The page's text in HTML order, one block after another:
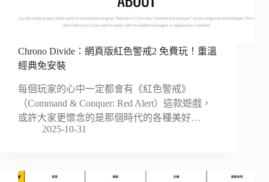
Chrono Divide：網頁版紅色警戒2 免費玩！重溫
經典免安裝
每個玩家的心中一定都會有《紅色警戒》
（Command & Conquer: Red Alert）這款遊戲，
或許大家更懷念的是那個時代的各種美好…
2025-10-31